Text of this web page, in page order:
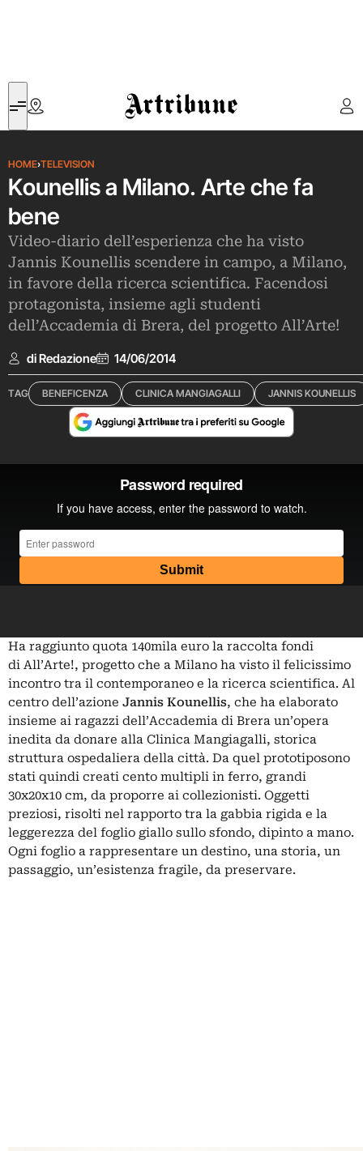
Artribune
HOME›TELEVISION
Kounellis a Milano. Arte che fa
bene
Video-diario dell’esperienza che ha visto
Jannis Kounellis scendere in campo, a Milano,
in favore della ricerca scientifica. Facendosi
protagonista, insieme agli studenti
dell’Accademia di Brera, del progetto All’Arte!
di Redazione 14/06/2014
TAG BENEFICENZA CLINICA MANGIAGALLI JANNIS KOUNELLIS
Ha raggiunto quota 140mila euro la raccolta fondi
di All’Arte!, progetto che a Milano ha visto il felicissimo
incontro tra il contemporaneo e la ricerca scientifica. Al
centro dell’azione Jannis Kounellis, che ha elaborato
insieme ai ragazzi dell’Accademia di Brera un’opera
inedita da donare alla Clinica Mangiagalli, storica
struttura ospedaliera della città. Da quel prototiposono
stati quindi creati cento multipli in ferro, grandi
30x20x10 cm, da proporre ai collezionisti. Oggetti
preziosi, risolti nel rapporto tra la gabbia rigida e la
leggerezza del foglio giallo sullo sfondo, dipinto a mano.
Ogni foglio a rappresentare un destino, una storia, un
passaggio, un’esistenza fragile, da preservare.